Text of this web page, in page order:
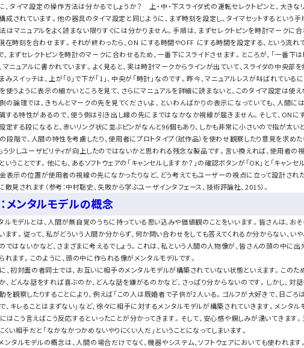
、タイマ設定の操作方法は分かるでしょうか？ 上・中・下スライダ式の運転セレクトピンと、大き
成されています。他の器具のタイマ設定と同じように、まず時刻を設定し、タイマセットするという
はマニュアルをよく読まない限りすぐには分かりません。手順は、まずセレクトピンを時計マークに
在時刻を合わせます。それが終わったら、ON にする時間やOFF にする時間を設定する、という流れで
、まずセレクトピンを時計のマークに合わせるため、一番下にスライドさせます。ところが、「一番下
マニュアルに書かれています。よく見ると、実は時計マークからラインが出ていて、スライダの中央部を
みスイッチは、上が｢0｣で下が｢1｣、中央が「時計」なのです。昨今、マニュアルレスが叫ばれている
使うように表示の細かいところを見て、さらにマニュアルを詳細に読まないと、このタイマ設定は使え
の論理では、きちんとマークの先を見てくださいよ、といわんばかりの表示になっていても、人間に
する特性があるので、使う側は引き出し線の先にまではなかなか視線が届きません。そして、ONに
定する段になると、赤いリング状に並ぶピンがなんと96個もあり、しかも非常に小さいので指が太い
段階で、人間の特性を考慮したり、使用者にプロトタイプ（試作品）を使わせ観察したり意見を求めた
う少しユーザビリティが向上したのではないかと思われる残念な製品です。言い換えれば、使用者の
いうことです。他にも、あるソフトウェアの「キャンセルしますか？」の確認ボタンが「OK」と「キャンセ
表示の位置が使用者の視線の先になかったりなど、どう考えてもユーザーの視点に立って設計され
散見されます（参考：中村聡史、失敗から学ぶユーザインタフェース、技術評論社、2015）。
メンタルモデルの概念
ルモデルとは、人間が無自覚のうちに持っている思い込みや価値観のことをいいます。皆さんは、お
ます。従って、私がどういう人間か分からず、何か問い合わせをしても答えてくれるか分からない、い
ではないかなど、さまざまに考えるでしょう。これは、私という人間の人物像が、皆さんの頭の中に
れます。このように、頭の中に作られる像がメンタルモデルです。
、初対面の者同士では、お互いに相手のメンタルモデルが構築されていない状態といえます。このた
、どんな話をすれば喜ぶのか、どんな話を嫌がるのかなど、さっぱり分からないのです。しかし、対
を観察したりすることにより、例えば「この人は既婚者で子供が2人いる。ゴルフが大好きで、日ごろ
、キレることはまずない」など、徐々に相手に対するメンタルモデルが構築されていきます。メンタル
はこう言えばこう反応するといったことが分かってきます。そして、安心感や親しみが湧いてきます
くい相手だと「なかなかつかめないやりにくい人だ」ということになってしまいます。
ンタルモデルの概念は、人間の場合だけでなく、機器やシステム、ソフトウェアにおいても使われま